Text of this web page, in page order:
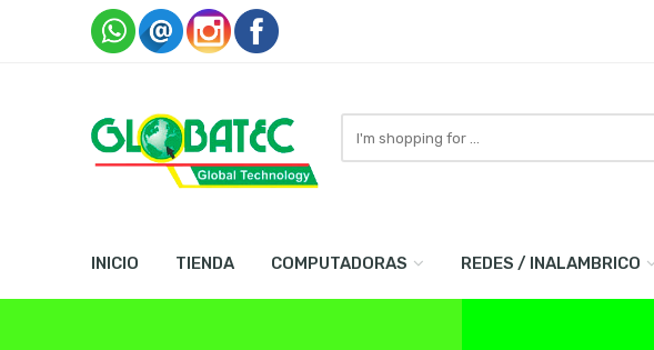
here
INICIO TIENDA COMPUTADORAS REDES / INALAMBRICO